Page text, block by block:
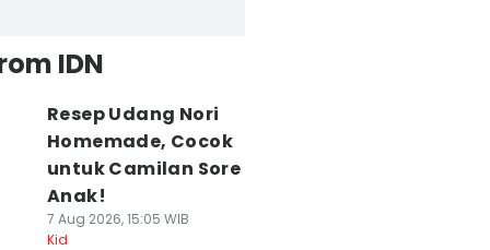
IDN
Resep Udang Nori
Homemade, Cocok
untuk Camilan Sore
Anak!
7 Aug 2026, 15:05 WIB
Kid